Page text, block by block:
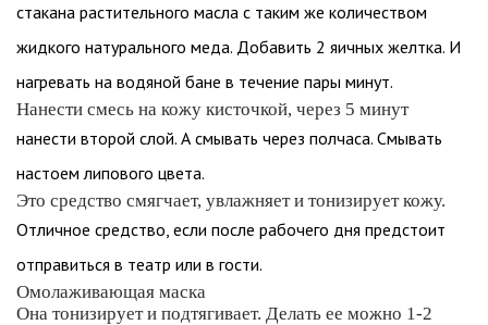
стакана растительного масла с таким же количеством
жидкого натурального меда. Добавить 2 яичных желтка. И
нагревать на водяной бане в течение пары минут.
Нанести смесь на кожу кисточкой, через 5 минут
нанести второй слой. А смывать через полчаса. Смывать
настоем липового цвета.
Это средство смягчает, увлажняет и тонизирует кожу.
Отличное средство, если после рабочего дня предстоит
отправиться в театр или в гости.
Омолаживающая маска
Она тонизирует и подтягивает. Делать ее можно 1-2